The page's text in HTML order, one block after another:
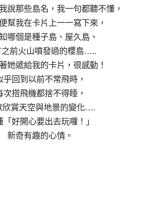
說那些島名，我一句都聽不懂，
幫我在卡片上一一寫下來，
哪個是種子島、屋久島、
之前火山噴發過的櫻島…..
她遞給我的卡片，很感動！
乎回到以前不常飛時，
次搭飛機都捨不得睡，
欣賞天空與地景的變化….
「好開心要出去玩囉！」
新奇有趣的心情。